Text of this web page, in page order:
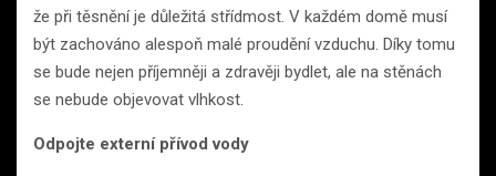
že při těsnění je důležitá střídmost. V každém domě musí
být zachováno alespoň malé proudění vzduchu. Díky tomu
se bude nejen příjemněji a zdravěji bydlet, ale na stěnách
se nebude objevovat vlhkost.
Odpojte externí přívod vody